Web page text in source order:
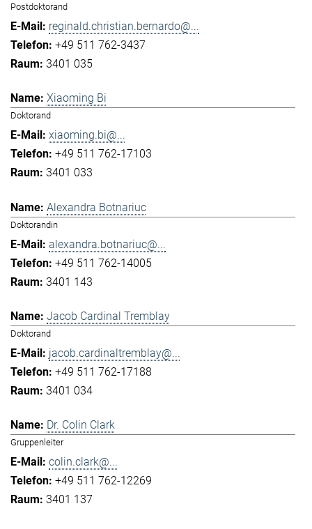
Postdoktorand
reginald.christian.bernardo@...
+49 511 762-3437
3401 035
Xiaoming Bi
Doktorand
xiaoming.bi@...
+49 511 762-17103
3401 033
Alexandra Botnariuc
Doktorandin
alexandra.botnariuc@...
+49 511 762-14005
3401 143
Jacob Cardinal Tremblay
Doktorand
jacob.cardinaltremblay@...
+49 511 762-17188
3401 034
Dr. Colin Clark
Gruppenleiter
colin.clark@...
+49 511 762-12269
3401 137